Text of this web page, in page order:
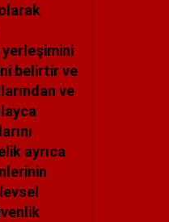
belirtir ve
ve
ayrıca